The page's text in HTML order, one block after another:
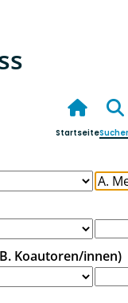
Startseite
Koautoren/innen)